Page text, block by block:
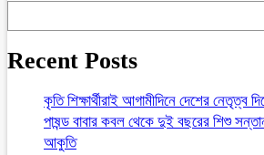
Recent Posts
কৃতি শিক্ষার্থীরাই আগামীদিনে দেশের নেতৃত্ব
পাষন্ড বাবার কবল থেকে দুই বছরের শিশু
আকুতি